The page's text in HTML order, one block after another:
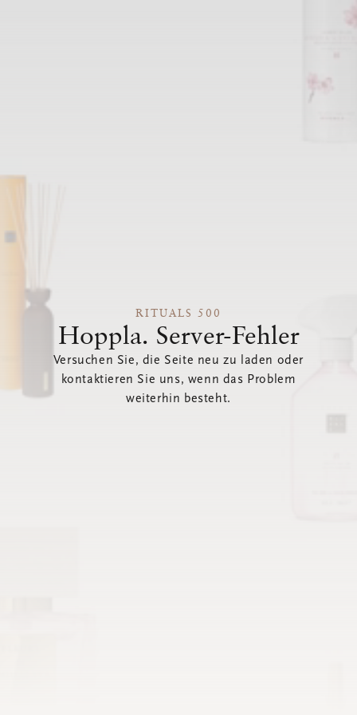
RITUALS 500
Hoppla. Server-Fehler
Versuchen Sie, die Seite neu zu laden oder
kontaktieren Sie uns, wenn das Problem
weiterhin besteht.